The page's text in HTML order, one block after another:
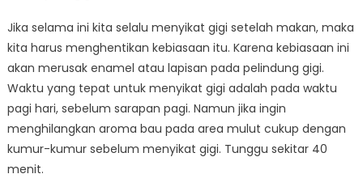
Jika selama ini kita selalu menyikat gigi setelah makan, maka
kita harus menghentikan kebiasaan itu. Karena kebiasaan ini
akan merusak enamel atau lapisan pada pelindung gigi.
Waktu yang tepat untuk menyikat gigi adalah pada waktu
pagi hari, sebelum sarapan pagi. Namun jika ingin
menghilangkan aroma bau pada area mulut cukup dengan
kumur-kumur sebelum menyikat gigi. Tunggu sekitar 40
menit.